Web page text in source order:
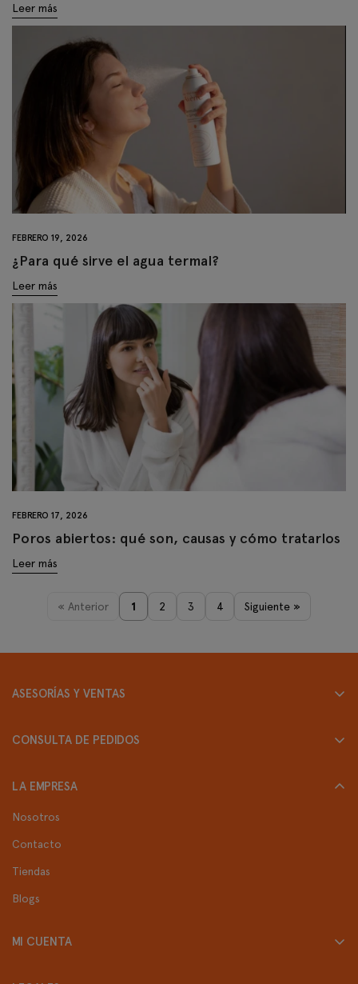
Leer más
FEBRERO 19, 2026
¿Para qué sirve el agua termal?
Leer más
FEBRERO 17, 2026
Poros abiertos: qué son, causas y cómo tratarlos
Leer más
« Anterior 1 2 3 4 Siguiente »
ASESORÍAS Y VENTAS
096 284 3188
contacto@dermotienda.ec
CONSULTA DE PEDIDOS
LA EMPRESA
Nosotros
Contacto
Tiendas
Blogs
MI CUENTA